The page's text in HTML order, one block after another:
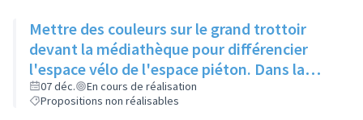
Mettre des couleurs sur le grand trottoir
devant la médiathèque pour différencier
l'espace vélo de l'espace piéton. Dans la
même idée, une signalétique colorée
permettrait de mieux se repérer
07 déc.
En cours de réalisation
Propositions non réalisables